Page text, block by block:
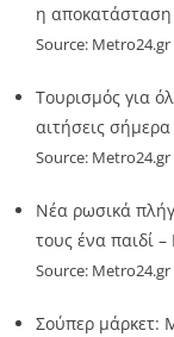
η
Source: Metro24.gr
Τουρισμός για
αιτήσεις σήμερα
Source: Metro24.gr
Νέα ρωσικά
τους ένα παιδί
Source: Metro24.gr
Σούπερ μάρκετ: